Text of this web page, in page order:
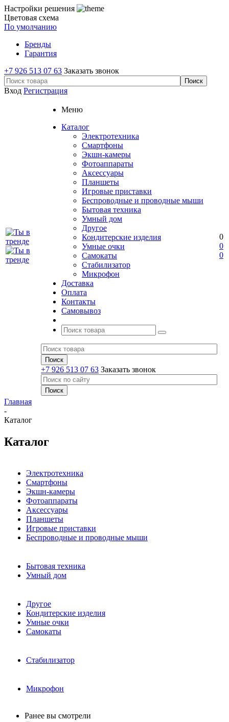
Настройки решения
Цветовая схема
По умолчанию
Бренды
Гарантия
+7 926 513 07 63 Заказать звонок
Вход Регистрация
Меню
Каталог
Электротехника
Смартфоны
Экшн-камеры
Фотоаппараты
Аксессуары
Планшеты
Игровые приставки
Беспроводные и проводные мыши
Бытовая техника
Умный дом
Другое
Кондитерские изделия
Умные очки
Самокаты
Стабилизатор
Микрофон
Доставка
Оплата
Контакты
Самовывоз
+7 926 513 07 63 Заказать звонок
0
0
0
Главная
-
Каталог
Каталог
Электротехника
Смартфоны
Экшн-камеры
Фотоаппараты
Аксессуары
Планшеты
Игровые приставки
Беспроводные и проводные мыши
Бытовая техника
Умный дом
Другое
Кондитерские изделия
Умные очки
Самокаты
Стабилизатор
Микрофон
Ранее вы смотрели